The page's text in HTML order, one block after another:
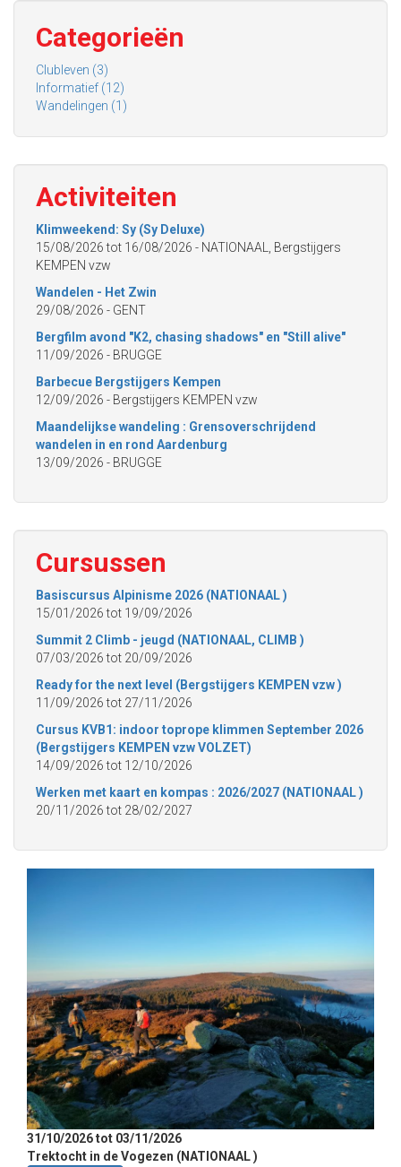
Categorieën
Clubleven (3)
Informatief (12)
Wandelingen (1)
Activiteiten
Klimweekend: Sy (Sy Deluxe)
15/08/2026tot 16/08/2026 - NATIONAAL, Bergstijgers
KEMPEN vzw
Wandelen - Het Zwin
29/08/2026 - GENT
Bergfilm avond "K2, chasing shadows" en "Still alive"
11/09/2026 - BRUGGE
Barbecue Bergstijgers Kempen
12/09/2026 - Bergstijgers KEMPEN vzw
Maandelijkse wandeling : Grensoverschrijdend
wandelen in en rond Aardenburg
13/09/2026 - BRUGGE
Cursussen
Basiscursus Alpinisme 2026 (NATIONAAL )
15/01/2026tot 19/09/2026
Summit 2 Climb - jeugd (NATIONAAL, CLIMB )
07/03/2026tot 20/09/2026
Ready for the next level (Bergstijgers KEMPEN vzw )
11/09/2026tot 27/11/2026
Cursus KVB1: indoor toprope klimmen September 2026
(Bergstijgers KEMPEN vzw VOLZET)
14/09/2026tot 12/10/2026
Werken met kaart en kompas : 2026/2027 (NATIONAAL )
20/11/2026tot 28/02/2027
31/10/2026tot 03/11/2026
Trektocht in de Vogezen (NATIONAAL )